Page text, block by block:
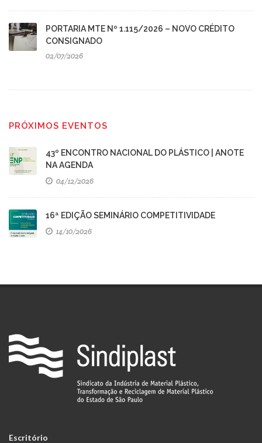
PORTARIA MTE Nº 1.115/2026 – NOVO CRÉDITO
CONSIGNADO
02/07/2026
PRÓXIMOS EVENTOS
43º ENCONTRO NACIONAL DO PLÁSTICO | ANOTE
NA AGENDA
04/12/2026
16ª EDIÇÃO SEMINÁRIO COMPETITIVIDADE
14/10/2026
Escritório